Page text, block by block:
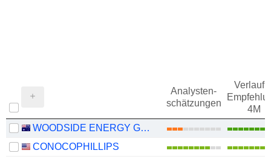
Analysten-
schätzungen
Verlauf
4M
WOODSIDE ENERGY GROUP LTD
CONOCOPHILLIPS